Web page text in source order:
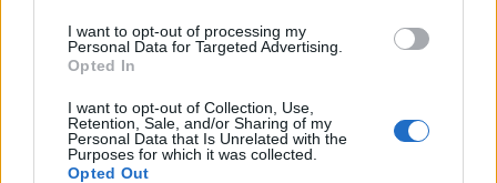
I want to opt-out of processing my
Personal Data for Targeted Advertising.
Opted In
I want to opt-out of Collection, Use,
Retention, Sale, and/or Sharing of my
Personal Data that Is Unrelated with the
Purposes for which it was collected.
Opted Out